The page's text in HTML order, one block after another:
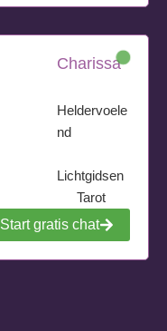
Charissa
Heldervoele
nd
Lichtgidsen
Tarot
Start gratis chat